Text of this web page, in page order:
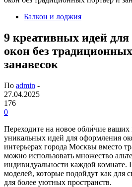
Балкон и лоджия
9 креативных идей
окон без
занавесок
По admin -
27.04.2025
176
0
Переходите на новое обли́чие
уникальных идей для оформления
интерьерах города Москвы вместо
можно использовать множество
индивидуальности каждой комнате.
моделей, которые подойдут как для
для более уютных пространств.